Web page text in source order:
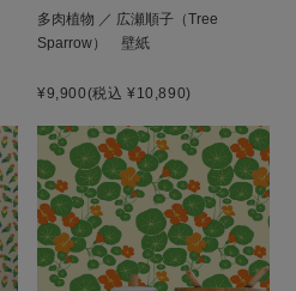
多肉植物 ／ 広瀬順子（Tree
Sparrow） 壁紙
¥9,900(税込 ¥10,890)